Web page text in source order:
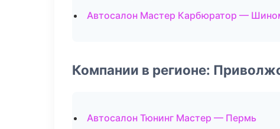
Автосалон Мастер Карбюратор —
Компании в регионе:
Автосалон Тюнинг Мастер — Пермь